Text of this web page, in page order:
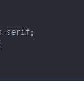
serif;